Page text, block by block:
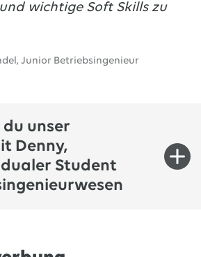
wichtige Soft Skills zu
Junior Betriebsingenieur
unser
Denny,
Student